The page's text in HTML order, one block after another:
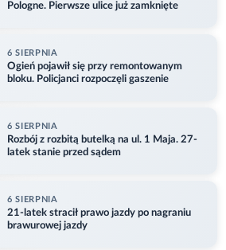
Pologne. Pierwsze ulice już zamknięte
6 SIERPNIA
Ogień pojawił się przy remontowanym
bloku. Policjanci rozpoczęli gaszenie
6 SIERPNIA
Rozbój z rozbitą butelką na ul. 1 Maja. 27-
latek stanie przed sądem
6 SIERPNIA
21-latek stracił prawo jazdy po nagraniu
brawurowej jazdy